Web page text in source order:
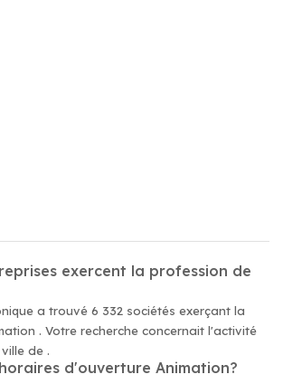
exercent la profession de
a trouvé 6 332 sociétés exerçant la
. Votre recherche concernait l'activité
de .
d'ouverture Animation?